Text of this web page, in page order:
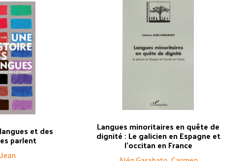
et des
parlent
Langues minoritaires en quête de
dignité : Le galicien en Espagne et
l’occitan en France